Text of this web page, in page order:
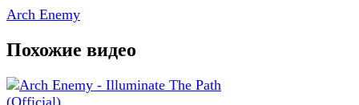
Arch Enemy
Похожие видео